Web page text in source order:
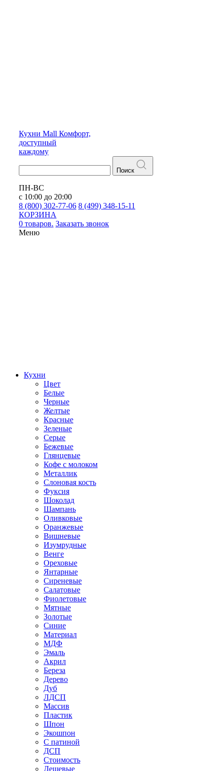
Кухни Mall Комфорт,
доступный
каждому
Поиск
ПН-ВС
с 10:00 до 20:00
8 (800) 302-77-06 8 (499) 348-15-11
КОРЗИНА
0 товаров. Заказать звонок
Меню
Кухни
Цвет
Белые
Черные
Желтые
Красные
Зеленые
Серые
Бежевые
Глянцевые
Кофе с молоком
Металлик
Слоновая кость
Фуксия
Шоколад
Шампань
Оливковые
Оранжевые
Вишневые
Изумрудные
Венге
Ореховые
Янтарные
Сиреневые
Салатовые
Фиолетовые
Мятные
Золотые
Синие
Материал
МДФ
Эмаль
Акрил
Береза
Дерево
Дуб
ЛДСП
Массив
Пластик
Шпон
Экошпон
С патиной
ДСП
Стоимость
Дешевые